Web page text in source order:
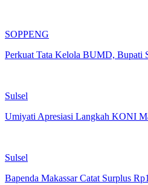
SOPPENG
Perkuat Tata Kelola BUMD, Bupati
Sulsel
Umiyati Apresiasi Langkah KONI
Sulsel
Bapenda Makassar Catat Surplus